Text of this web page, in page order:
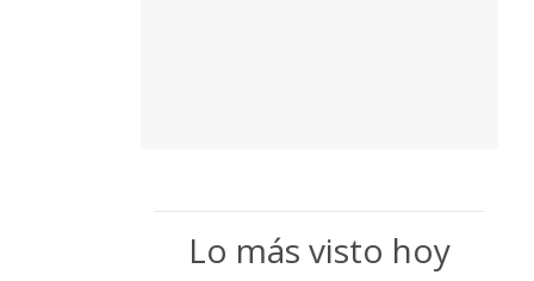
Lo más visto hoy